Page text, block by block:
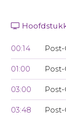
00:14
01:00
03:00
03:48